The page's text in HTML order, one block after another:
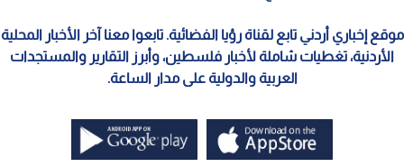
موقع إخباري أردني تابع لقناة رؤيا الفضائية. تابعوا معنا آخر الأخبار المحلية
الأردنية، تغطيات شاملة لأخبار فلسطين، وأبرز التقارير والمستجدات
العربية والدولية على مدار الساعة.